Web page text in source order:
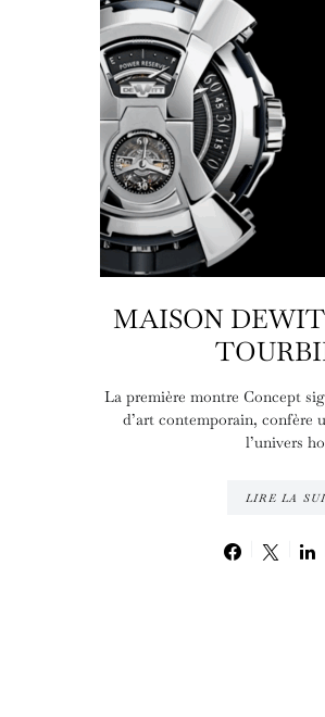
MAISON
La première montre Concept
d’art contemporain, confère
l’univers
LIRE LA